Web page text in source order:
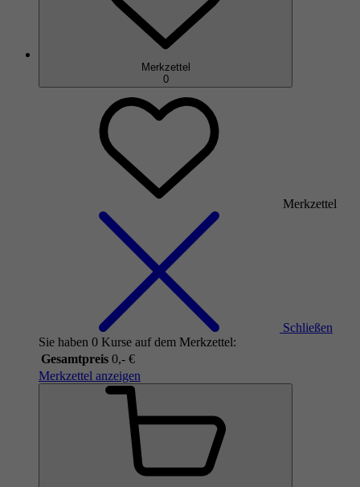
Merkzettel
0
Merkzettel
Schließen
Sie haben 0 Kurse auf dem Merkzettel:
Gesamtpreis 0,- €
Merkzettel anzeigen